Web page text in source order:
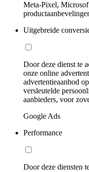
Meta-Pixel,
Uitgebreide
Door deze dienst te
onze online
advertentieaanbod
versleutelde
aanbieders, voor
Google Ads
Performance
Door deze diensten